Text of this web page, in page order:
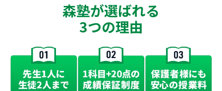
森塾が選ばれる
3つの理由